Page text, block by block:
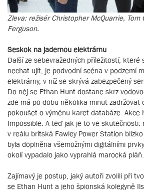
Zleva: režisér Christopher McQuarrie, Tom
Ferguson.
Seskok na jadernou elektrárnu
Další ze sebevražedných příležitostí, které
nechat ujít, je podvodní scéna v podzemí
elektrárny, v níž se skrývá zabezpečený
Do něj se Ethan Hunt dostane skrz
zde má po dobu několika minut zadržovat
pokoušet o výměnu karet databáze. Akce
Impossible. A teď jak je to ve
v reálu britská Fawley Power Station
byla doplněna všemožnými digitálními
okolí vypadalo jako vyprahlá marocká pláň.
Zajímavý je postup, jaký autoři zvolili při
se Ethan Hunt a jeho špionská kolegyně